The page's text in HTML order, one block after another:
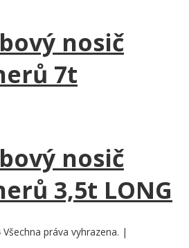
nosič
7t
nosič
3,5t LONG
práva vyhrazena. |